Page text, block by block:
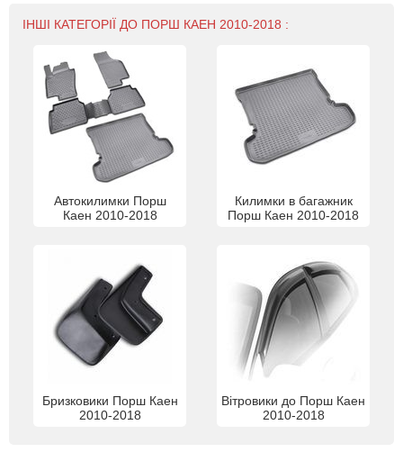
ІНШІ КАТЕГОРІЇ ДО ПОРШ КАЕН 2010-2018 :
Автокилимки Порш
Каен 2010-2018
Килимки в багажник
Порш Каен 2010-2018
Бризковики Порш Каен
2010-2018
Вітровики до Порш Каен
2010-2018